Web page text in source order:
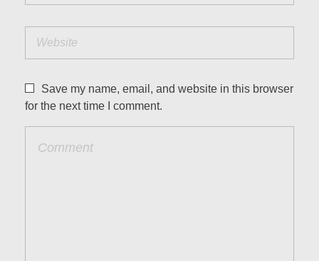
Save my name, email, and website in this browser
for the next time I comment.